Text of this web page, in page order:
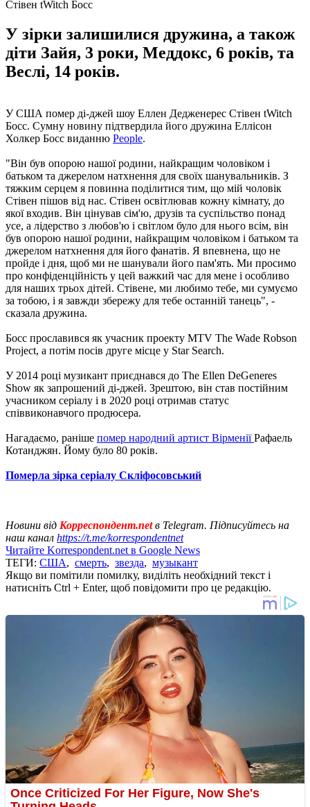
Стівен tWitch Босс
У зірки залишилися дружина, а також
діти Зайя, 3 роки, Меддокс, 6 років, та
Веслі, 14 років.
У США помер ді-джей шоу Еллен Дедженерес Стівен tWitch
Босс. Сумну новину підтвердила його дружина Еллісон
Холкер Босс виданню People.
"Він був опорою нашої родини, найкращим чоловіком і
батьком та джерелом натхнення для своїх шанувальників. З
тяжким серцем я повинна поділитися тим, що мій чоловік
Стівен пішов від нас. Стівен освітлював кожну кімнату, до
якої входив. Він цінував сім'ю, друзів та суспільство понад
усе, а лідерство з любов'ю і світлом було для нього всім, він
був опорою нашої родини, найкращим чоловіком і батьком та
джерелом натхнення для його фанатів. Я впевнена, що не
пройде і дня, щоб ми не шанували його пам'ять. Ми просимо
про конфіденційність у цей важкий час для мене і особливо
для наших трьох дітей. Стівене, ми любимо тебе, ми сумуємо
за тобою, і я завжди збережу для тебе останній танець", -
сказала дружина.
Босс прославився як учасник проекту MTV The Wade Robson
Project, а потім посів друге місце у Star Search.
У 2014 році музикант приєднався до The Ellen DeGeneres
Show як запрошений ді-джей. Зрештою, він став постійним
учасником серіалу і в 2020 році отримав статус
співвиконавчого продюсера.
Нагадаємо, раніше помер народний артист ВірменіїРафаель
Котанджян. Йому було 80 років.
Померла зірка серіалу Скліфосовський
Новини від Корреспондент.netв Telegram. Підписуйтесь на
наш канал https://t.me/korrespondentnet
Читайте Korrespondent.net в Google News
ТЕГИ: США, смерть, звезда, музыкант
Якщо ви помітили помилку, виділіть необхідний текст і
натисніть Ctrl + Enter, щоб повідомити про це редакцію.